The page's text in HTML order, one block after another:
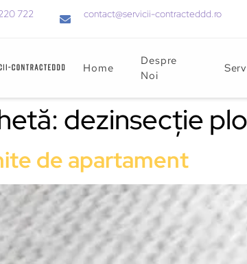
722 contact@servicii-contracteddd.ro
Home
Despre
Noi
dezinsecție
de apartament